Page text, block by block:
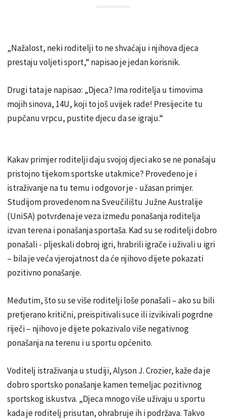
„Nažalost, neki roditelji to ne shvaćaju i njihova djeca
prestaju voljeti sport,“ napisao je jedan korisnik.
Drugi tata je napisao: „Djeca? Ima roditelja u timovima
mojih sinova, 14U, koji to još uvijek rade! Presijecite tu
pupčanu vrpcu, pustite djecu da se igraju.“
Kakav primjer roditelji daju svojoj djeci ako se ne ponašaju
pristojno tijekom sportske utakmice? Provedeno je i
istraživanje na tu temu i odgovor je - užasan primjer.
Studijom provedenom na Sveučilištu Južne Australije
(UniSA) potvrđena je veza između ponašanja roditelja
izvan terena i ponašanja sportaša. Kad su se roditelji dobro
ponašali - pljeskali dobroj igri, hrabrili igrače i uživali u igri
– bila je veća vjerojatnost da će njihovo dijete pokazati
pozitivno ponašanje.
Međutim, što su se više roditelji loše ponašali – ako su bili
pretjerano kritični, preispitivali suce ili izvikivali pogrdne
riječi – njihovo je dijete pokazivalo više negativnog
ponašanja na terenu i u sportu općenito.
Voditelj istraživanja u studiji, Alyson J. Crozier, kaže da je
dobro sportsko ponašanje kamen temeljac pozitivnog
sportskog iskustva. „Djeca mnogo više uživaju u sportu
kada je roditelj prisutan, ohrabruje ih i podržava. Takvo